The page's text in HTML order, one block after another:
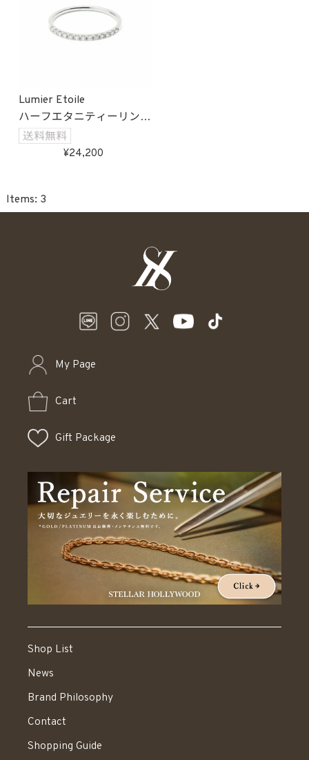
Lumier Etoile
ハーフエタニティーリング
(ホワイトゴールド)
24,200
3
My Page
Cart
Gift Package
Shop List
News
Brand Philosophy
Contact
Shopping Guide